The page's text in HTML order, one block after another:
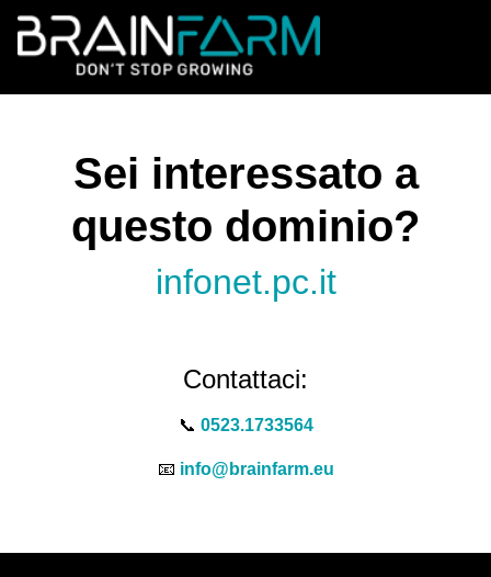
Sei interessato a
questo dominio?
infonet.pc.it
Contattaci:
📞 0523.1733564
📧 info@brainfarm.eu